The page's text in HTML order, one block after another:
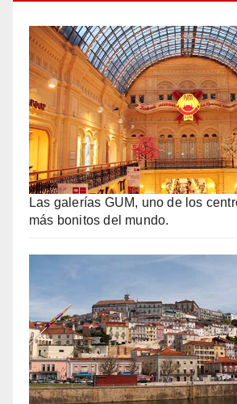
Las galerías GUM, uno de los
más bonitos del mundo.